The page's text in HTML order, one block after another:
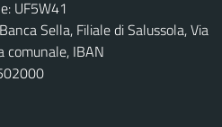
UF5W41
Sella, Filiale di Salussola, Via
comunale, IBAN